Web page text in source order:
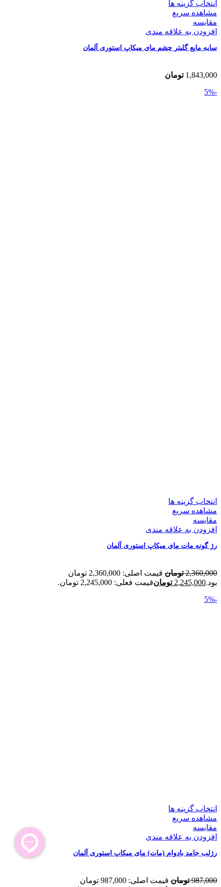
انتخاب گزینه ها
مشاهده سریع
مقایسه
افزودن به علاقه مندی
سایه مایع گلیتر چشم مای میکاپ استوری آلمان
1,843,000 تومان
-5%
انتخاب گزینه ها
مشاهده سریع
مقایسه
افزودن به علاقه مندی
رژ گونه مات مای میکاپ استوری آلمان
2,360,000 تومان
قیمت اصلی: 2,360,000 تومان
بود.2,245,000 تومانقیمت فعلی: 2,245,000 تومان.
-5%
انتخاب گزینه ها
مشاهده سریع
مقایسه
افزودن به علاقه مندی
رژلب جامد بادوام (مات) مای میکاپ استوری آلمان
987,000 تومان
قیمت اصلی: 987,000 تومان